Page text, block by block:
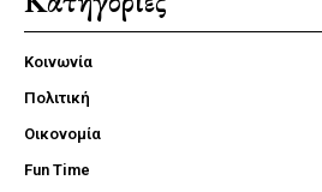
Κοινωνία
Πολιτική
Οικονομία
Fun Time